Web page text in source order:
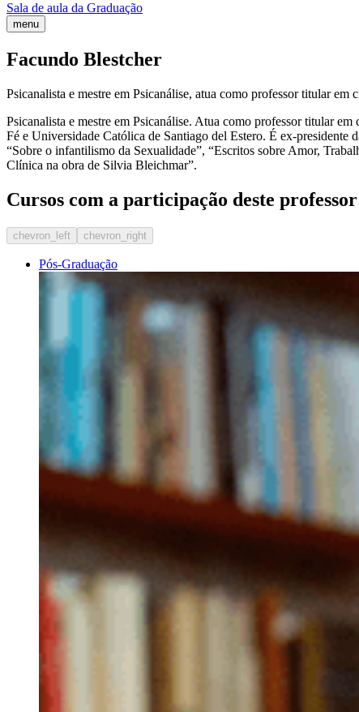
Sala de aula da Graduação
menu
Facundo Blestcher
Psicanalista e mestre em Psicanálise, atua como professor titular
Psicanalista e mestre em Psicanálise. Atua como professor titular
Fé e Universidade Católica de Santiago del Estero. É ex-
“Sobre o infantilismo da Sexualidade”, “Escritos sobre Amor,
Clínica na obra de Silvia Bleichmar”.
Cursos com a participação deste professor
chevron_left chevron_right
Pós-Graduação